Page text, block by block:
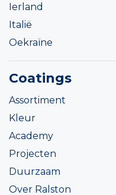
Ierland
Italië
Oekraïne
Coatings
Assortiment
Kleur
Academy
Projecten
Duurzaam
Over Ralston